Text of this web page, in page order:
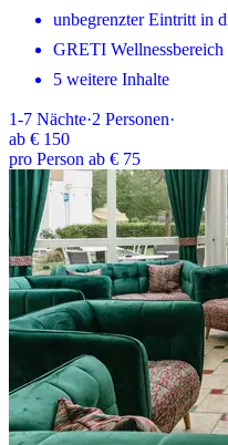
unbegrenzter Eintritt in
GRETI Wellnessbereich
5 weitere Inhalte
1-7 Nächte·2 Personen·
ab € 150
pro Person ab € 75